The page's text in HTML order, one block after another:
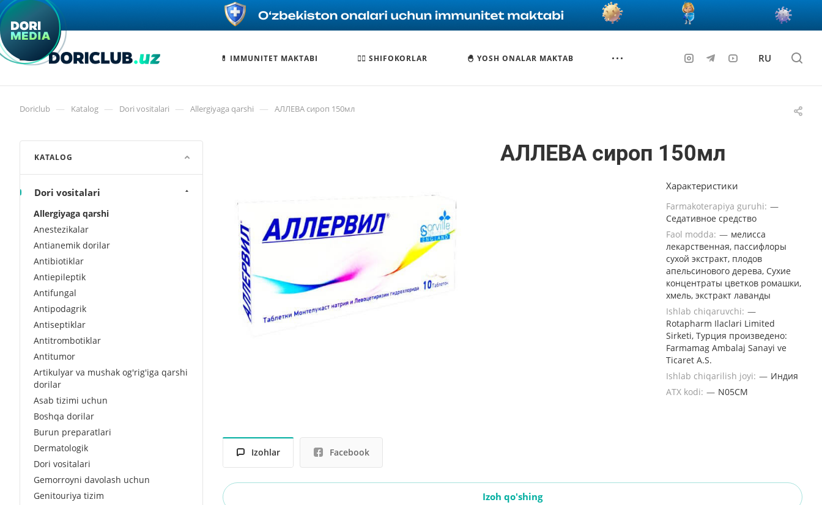
💊 IMMUNITET MAKTABI 🧑‍⚕️ SHIFOKORLAR 🐣 YOSH ONALAR MAKTAB RU
Doriclub — Katalog — Dori vositalari — Allergiyaga qarshi — АЛЛЕВА сироп 150мл
АЛЛЕВА сироп 150мл
Характеристики
Farmakoterapiya guruhi: —
Седативное средство
Faol modda: — мелисса
лекарственная, пассифлоры
сухой экстракт, плодов
апельсинового дерева, Сухие
концентраты цветков ромашки,
хмель, экстракт лаванды
Ishlab chiqaruvchi: —
Rotapharm Ilaclari Limited
Sirketi, Турция произведено:
Farmamag Ambalaj Sanayi ve
Ticaret A.S.
Ishlab chiqarilish joyi: — Индия
ATX kodi: — N05CM
Izohlar Facebook
Izoh qo'shing
KATALOG
Dori vositalari
Allergiyaga qarshi
Anestezikalar
Antianemik dorilar
Antibiotiklar
Antiepileptik
Antifungal
Antipodagrik
Antiseptiklar
Antitrombotiklar
Antitumor
Artikulyar va mushak og'rig'iga qarshi
dorilar
Asab tizimi uchun
Boshqa dorilar
Burun preparatlari
Dermatologik
Dori vositalari
Gemorroyni davolash uchun
Genitouriya tizim